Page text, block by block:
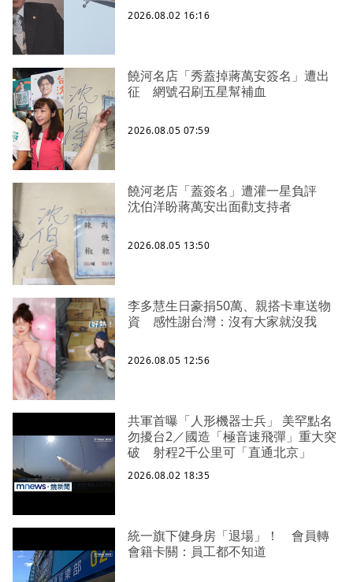
2026.08.02 16:16
饒河名店「秀蓋掉蔣萬安簽名」遭出
征 網號召刷五星幫補血
2026.08.05 07:59
饒河老店「蓋簽名」遭灌一星負評
沈伯洋盼蔣萬安出面勸支持者
2026.08.05 13:50
李多慧生日豪捐50萬、親搭卡車送物
資 感性謝台灣：沒有大家就沒我
2026.08.05 12:56
共軍首曝「人形機器士兵」 美罕點名
勿擾台2／國造「極音速飛彈」重大突
破 射程2千公里可「直通北京」
2026.08.02 18:35
統一旗下健身房「退場」！ 會員轉
會籍卡關：員工都不知道